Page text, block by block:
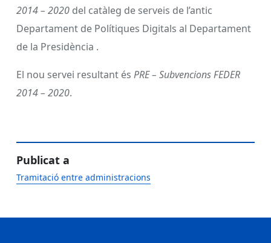
2014 – 2020 del catàleg de serveis de l’antic
Departament de Polítiques Digitals al Departament
de la Presidència .
El nou servei resultant és PRE – Subvencions FEDER
2014 – 2020.
Publicat a
Tramitació entre administracions